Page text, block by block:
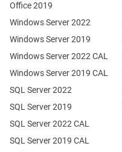
Office 2019
Windows Server 2022
Windows Server 2019
SQL Server 2022
SQL Server 2019
Windows Server 2022 CAL
Windows Server 2019 CAL
SQL Server 2022 CAL
SQL Server 2019 CAL